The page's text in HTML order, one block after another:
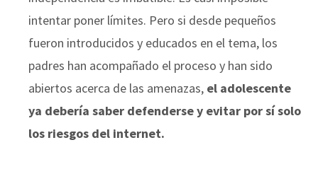
intentar poner límites. Pero si desde pequeños
fueron introducidos y educados en el tema, los
padres han acompañado el proceso y han sido
abiertos acerca de las amenazas, el adolescente
ya debería saber defenderse y evitar por sí solo
los riesgos del internet.